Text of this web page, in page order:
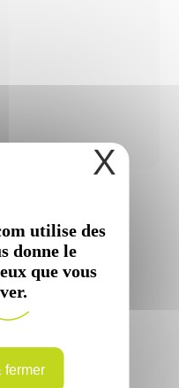
X
utilise des
donne le
que vous
fermer